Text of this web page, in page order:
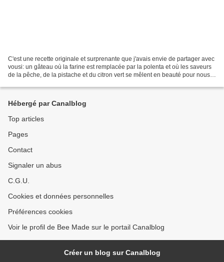
C'est une recette originale et surprenante que j'avais envie de partager avec
vousi: un gâteau où la farine est remplacée par la polenta et où les saveurs
de la pêche, de la pistache et du citron vert se mêlent en beauté pour nous
Hébergé par Canalblog
Top articles
Pages
Contact
Signaler un abus
C.G.U.
Cookies et données personnelles
Préférences cookies
Voir le profil de Bee Made sur le portail Canalblog
Créer un blog sur Canalblog